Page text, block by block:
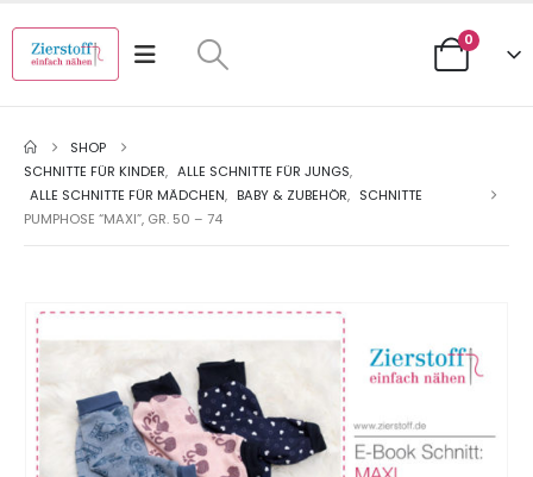
0
SHOP
SCHNITTE FÜR KINDER, ALLE SCHNITTE FÜR JUNGS,
ALLE SCHNITTE FÜR MÄDCHEN, BABY & ZUBEHÖR, SCHNITTE
PUMPHOSE “MAXI”, GR. 50 – 74